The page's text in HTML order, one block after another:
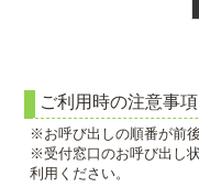
ご利用時の注意事項
※お呼び出しの順番が前
※受付窓口のお呼び出し
利用ください。